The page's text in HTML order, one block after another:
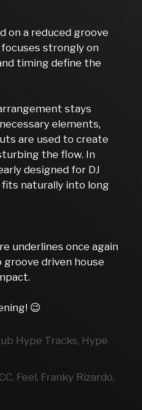
on a reduced groove
strongly on
timing define the
stays
elements,
are used to create
the flow. In
designed for DJ
naturally into long
underlines once again
groove driven house
😉
Hype Tracks, Hype
, Feel, Franky Rizardo,